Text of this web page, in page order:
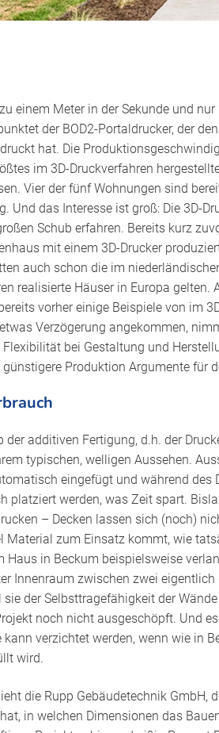
einem Meter in der Sekunde und
der BOD2-Portaldrucker, der
hat. Die
im 3D-Druckverfahren
Vier der fünf Wohnungen sind
Und das Interesse ist groß: Die 3D-
Schub erfahren. Bereits kurz
mit einem 3D-Drucker
auch schon die im
realisierte Häuser in Europa gelten.
vorher einige Beispiele von im
Verzögerung angekommen,
bei Gestaltung und
Produktion Argumente für
der additiven Fertigung, d.h. der
typischen, welligen Aussehen.
eingefügt und während des
platziert werden, was Zeit spart.
– Decken lassen sich (noch)
Material zum Einsatz kommt, wie
Haus in Beckum beispielsweise
Innenraum zwischen zwei
der Selbsttragefähigkeit der
noch nicht ausgeschöpft. Und
verzichtet werden, wenn wie in
wird.
die Rupp Gebäudetechnik GmbH,
in welchen Dimensionen das